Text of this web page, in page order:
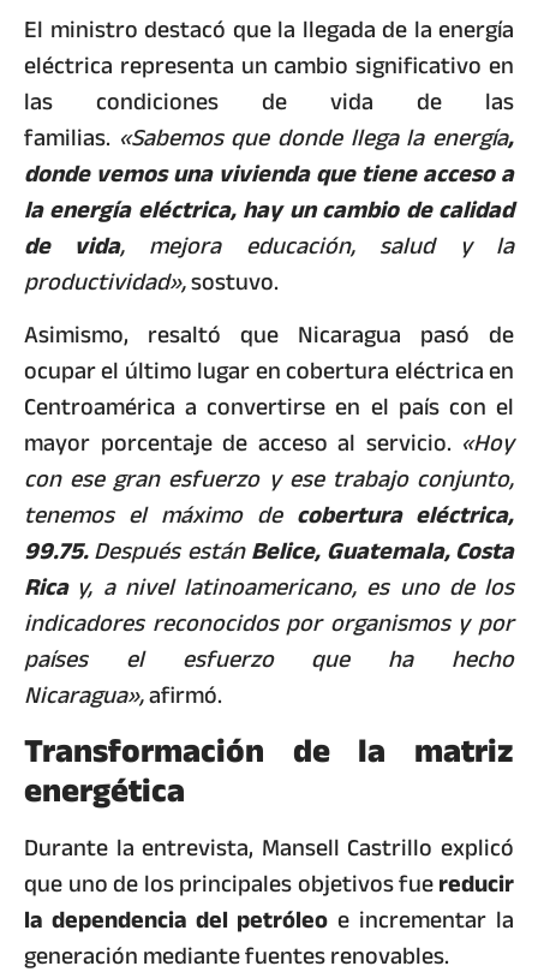
El ministro destacó que la llegada de la energía
eléctrica representa un cambio significativo en
las condiciones de vida de las
familias. «Sabemos que donde llega la energía,
donde vemos una vivienda que tiene acceso a
la energía eléctrica, hay un cambio de calidad
de vida, mejora educación, salud y la
productividad»,sostuvo.
Asimismo, resaltó que Nicaragua pasó de
ocupar el último lugar en cobertura eléctrica en
Centroamérica a convertirse en el país con el
mayor porcentaje de acceso al servicio.«Hoy
con ese gran esfuerzo y ese trabajo conjunto,
tenemos el máximo de cobertura eléctrica,
99.75.Después estánBelice, Guatemala, Costa
Rica y, a nivel latinoamericano, es uno de los
indicadores reconocidos por organismos y por
países el esfuerzo que ha hecho
Nicaragua»,afirmó.
Transformación de la matriz
energética
Durante la entrevista, Mansell Castrillo explicó
que uno de los principales objetivos fuereducir
la dependencia del petróleo e incrementar la
generación mediante fuentes renovables.